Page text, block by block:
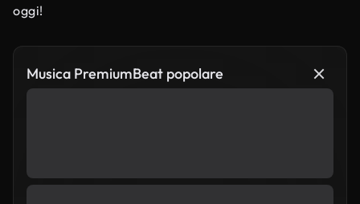
oggi!
Musica PremiumBeat popolare